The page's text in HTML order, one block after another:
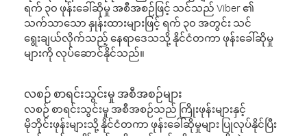
ရက် ၃၀ ဖုန်းခေါ်ဆိုမှု အစီအစဉ်ဖြင့် သင်သည် Viber ၏
သက်သာသော နှုန်းထားများဖြင့် ရက် ၃၀ အတွင်း သင်
ရွေးချယ်လိုက်သည့် နေရာဒေသသို့ နိုင်ငံတကာ ဖုန်းခေါ်ဆိုမှု
များကို လုပ်ဆောင်နိုင်သည်။
လစဉ် စာရင်းသွင်းမှု အစီအစဉ်များ
လစဉ် စာရင်းသွင်းမှု အစီအစဉ်သည် ကြိုးဖုန်းများနှင့်
မိုဘိုင်းဖုန်းများသို့ နိုင်ငံတကာ ဖုန်းခေါ်ဆိုမှုများ ပြုလုပ်နိုင်ပြီး